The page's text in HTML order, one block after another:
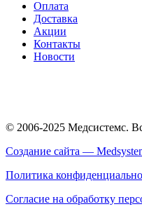
Оплата
Доставка
Акции
Контакты
Новости
© 2006-2025 Медсистемс.
Создание сайта —
Политика
Согласие на обработку